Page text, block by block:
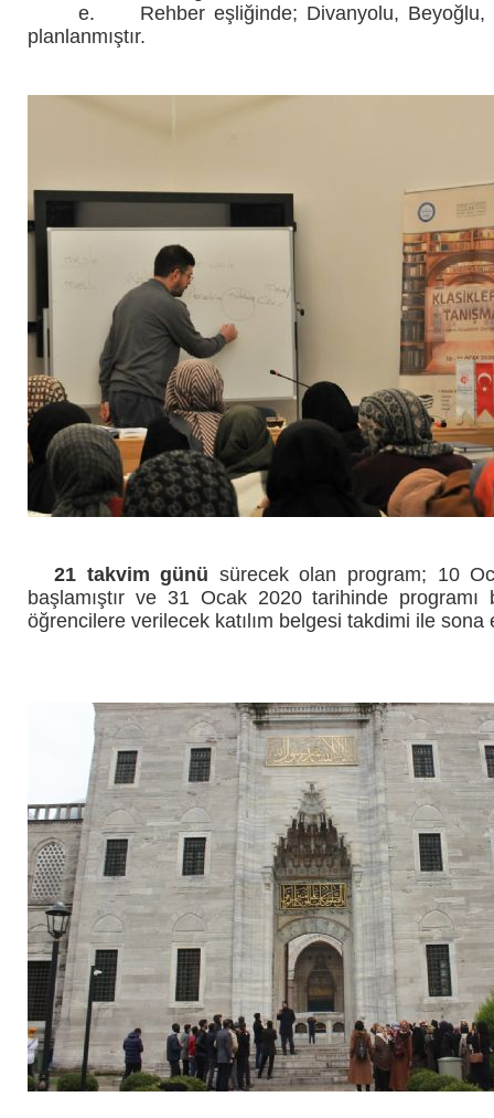
e.
Rehber eşliğinde; Divanyolu,
planlanmıştır.
21 takvim günü sürecek olan program; 10
başlamıştır ve 31 Ocak 2020tarihinde programı
öğrencilere verilecek katılım belgesi takdimi ile sona